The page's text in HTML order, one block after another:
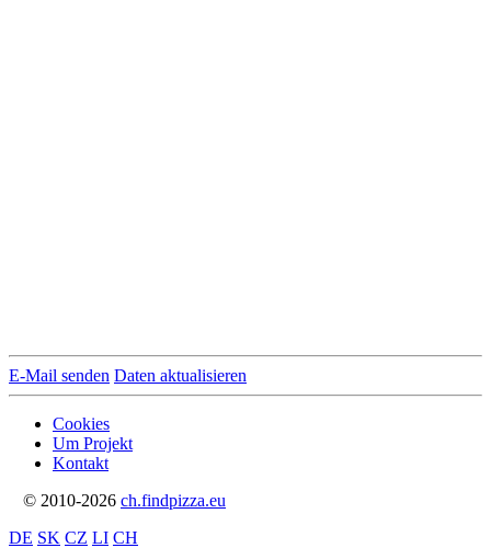
E-Mail senden Daten aktualisieren
Cookies
Um Projekt
Kontakt
© 2010-2026 ch.findpizza.eu
DE SK CZ LI CH